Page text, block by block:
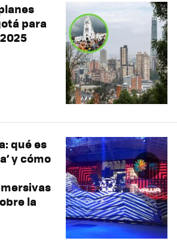
para
qué es
y cómo
la